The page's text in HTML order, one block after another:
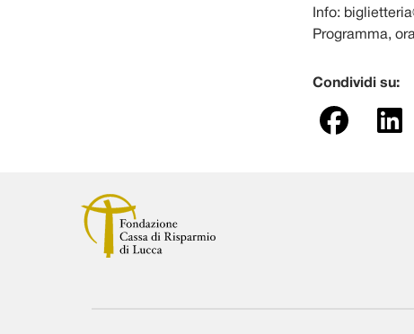
Info:
Programma,
Condividi su: